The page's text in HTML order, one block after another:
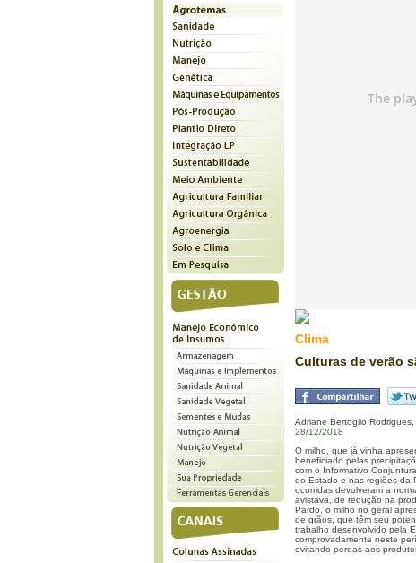
Clima
Culturas de verão
Adriane Bertoglio
28/12/2018
O milho, que já vinha
beneficiado pelas
com o Informativo
do Estado e nas regiões da
ocorridas devolveram a
avistava, de redução na
Pardo, o milho no geral
de grãos, que têm seu
trabalho desenvolvido pela
comprovadamente neste
evitando perdas aos